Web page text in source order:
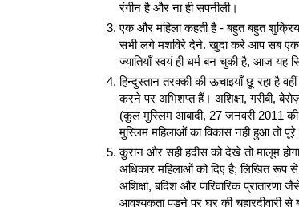
रंगीन है और ना ही सपनीली।
एक और महिला कहती है - बहुत बहुत
सभी लगे मशविरे देने. खुदा करे आप सब एक
ज्‍यातियॉं स्‍वयं ही धर्म बन चुकी है, आज यह
हिन्दुस्तान तरक्की की ऊचाइयाँ छू रहा है
करने पर अभिशप्त हैं। अशिक्षा, गरीबी,
(कुल मुस्लिम आबादी, 27 जनवरी 2011
मुस्लिम महिलाओं का विकास नही हुआ तो
कुरान और सही हदीस को देखे तो मालूम
अधिकार महिलाओं को दिए है; लिखित रूप
अशिक्षा, बंदिश और पारिवारिक
आवश्यकता पड़ने पर घर की चहारदीवारी